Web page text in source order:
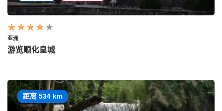
亚洲
游览顺化皇城
距离 534 km